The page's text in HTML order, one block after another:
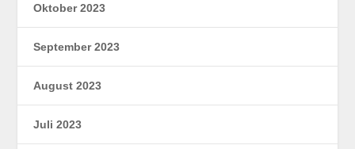
Oktober 2023
September 2023
August 2023
Juli 2023